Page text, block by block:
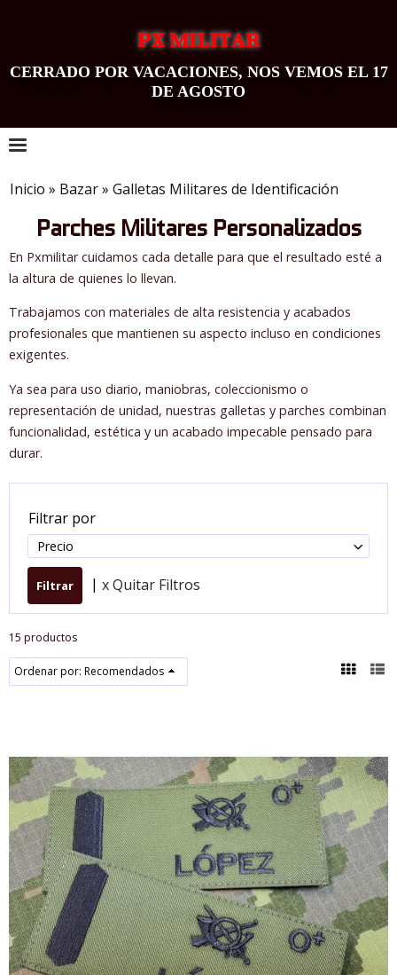
PX MILITAR
CERRADO POR VACACIONES, NOS VEMOS EL 17
DE AGOSTO
Inicio » Bazar» Galletas Militares de Identificación
Parches Militares Personalizados
En Pxmilitar cuidamos cada detalle para que el resultado esté a
la altura de quienes lo llevan.
Trabajamos con materiales de alta resistencia y acabados
profesionales que mantienen su aspecto incluso en condiciones
exigentes.
Ya sea para uso diario, maniobras, coleccionismo o
representación de unidad, nuestras galletas y parches combinan
funcionalidad, estética y un acabado impecable pensado para
durar.
Filtrar por
Precio
| x Quitar Filtros
15 productos
Ordenar por: Recomendados